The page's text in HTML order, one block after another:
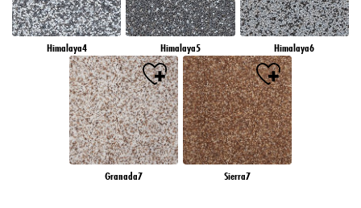
Himalaya4 Himalaya5 Himalaya6
Granada7 Sierra7